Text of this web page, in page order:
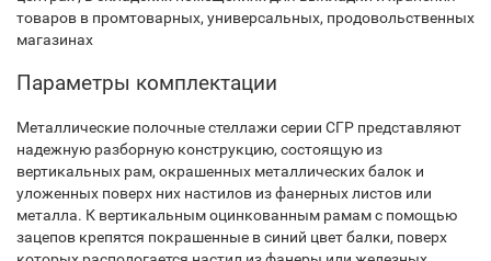
товаров в промтоварных, универсальных, продовольственных
магазинах
Параметры комплектации
Металлические полочные стеллажи серии СГР представляют
надежную разборную конструкцию, состоящую из
вертикальных рам, окрашенных металлических балок и
уложенных поверх них настилов из фанерных листов или
металла. К вертикальным оцинкованным рамам с помощью
зацепов крепятся покрашенные в синий цвет балки, поверх